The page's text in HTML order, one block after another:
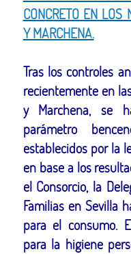
CONCRETO EN
Y MARCHENA.
Tras los controles
recientemente en
y Marchena, se
parámetro
establecidos por la
en base a los
el Consorcio, la
Familias en Sevilla
para el consumo.
para la higiene